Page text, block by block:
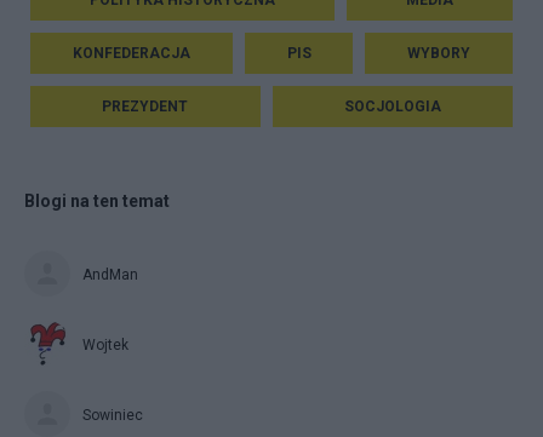
KONFEDERACJA PIS WYBORY
PREZYDENT SOCJOLOGIA
Blogi na ten temat
AndMan
Wojtek
Sowiniec